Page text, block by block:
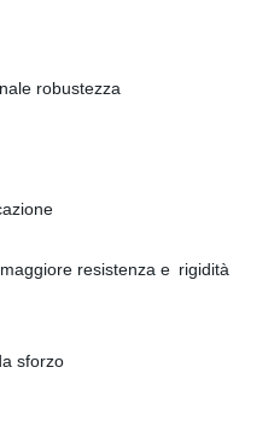
robustezza
resistenza e rigidità
sforzo